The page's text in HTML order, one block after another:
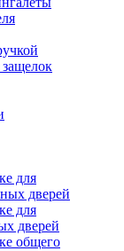
для
дверей
для
дверей
общего